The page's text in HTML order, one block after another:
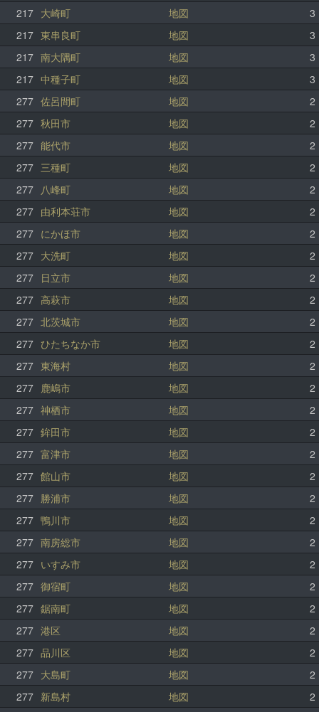
217 大崎町 地図
3
217 東串良町 地図
3
217 南大隅町 地図
3
217 中種子町 地図
3
277 佐呂間町 地図
2
277 秋田市 地図
2
277 能代市 地図
2
277 三種町 地図
2
277 八峰町 地図
2
277 由利本荘市 地図
2
277 にかほ市 地図
2
277 大洗町 地図
2
277 日立市 地図
2
277 高萩市 地図
2
277 北茨城市 地図
2
277 ひたちなか市 地図
2
277 東海村 地図
2
277 鹿嶋市 地図
2
277 神栖市 地図
2
277 鉾田市 地図
2
277 富津市 地図
2
277 館山市 地図
2
277 勝浦市 地図
2
277 鴨川市 地図
2
277 南房総市 地図
2
277 いすみ市 地図
2
277 御宿町 地図
2
277 鋸南町 地図
2
277 港区 地図
2
277 品川区 地図
2
277 大島町 地図
2
277 新島村 地図
2